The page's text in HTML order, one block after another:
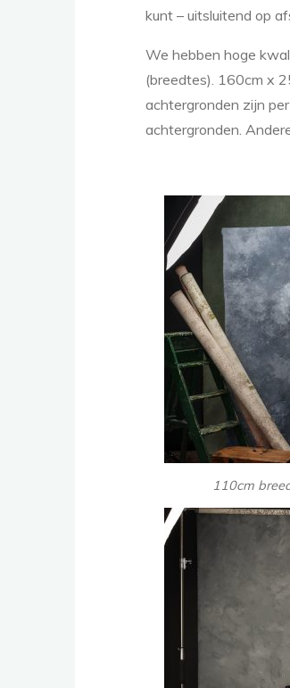
kunt – uitsluitend op
We hebben hoge
(breedtes). 160cm x
achtergronden zijn
achtergronden.
110cm